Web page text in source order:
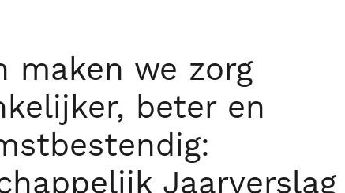
maken we zorg
beter en
Jaarverslag